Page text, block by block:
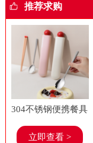
推荐求购
304不锈钢便携餐具
套装上班族学生糖
立即查看 >